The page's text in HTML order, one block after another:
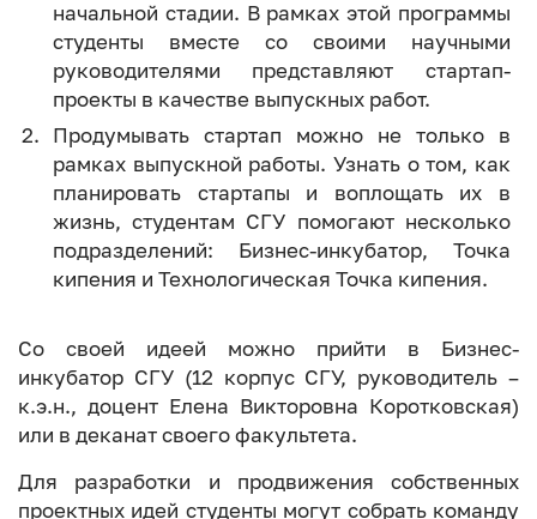
начальной стадии. В рамках этой программы
студенты вместе со своими научными
руководителями представляют стартап-
проекты в качестве выпускных работ.
Продумывать стартап можно не только в
рамках выпускной работы. Узнать о том, как
планировать стартапы и воплощать их в
жизнь, студентам СГУ помогают несколько
подразделений: Бизнес-инкубатор, Точка
кипения и Технологическая Точка кипения.
Со своей идеей можно прийти в Бизнес-
инкубатор СГУ (12 корпус СГУ, руководитель –
к.э.н., доцент Елена Викторовна Коротковская)
или в деканат своего факультета.
Для разработки и продвижения собственных
проектных идей студенты могут собрать команду